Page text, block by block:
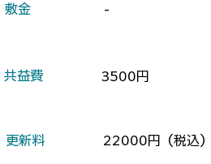
​敷金 -
​共益費 3500円
​更新料 22000円（税込）